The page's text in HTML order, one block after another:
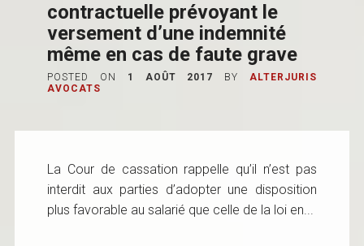
contractuelle prévoyant le
versement d’une indemnité
même en cas de faute grave
POSTED ON 1 AOÛT 2017 BY
ALTERJURIS
AVOCATS
La Cour de cassation rappelle qu’il n’est pas
interdit aux parties d’adopter une disposition
plus favorable au salarié que celle de la loi en...